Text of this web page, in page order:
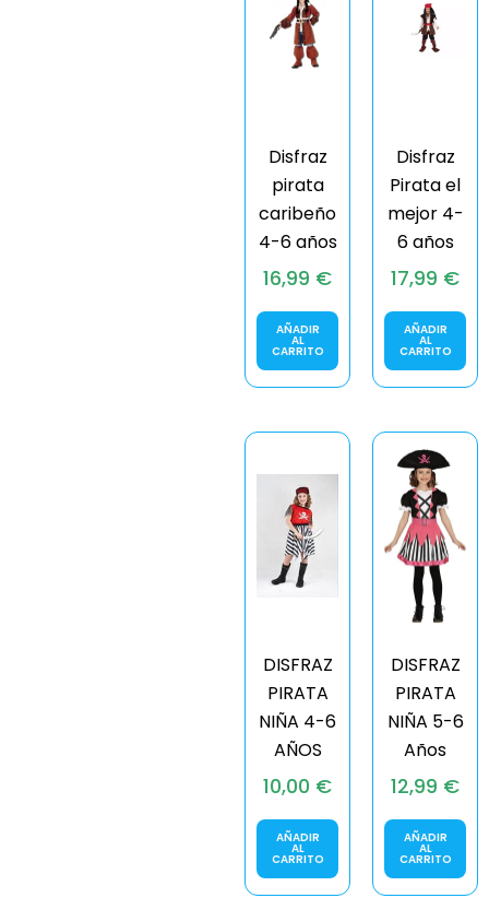
Disfraz
pirata
caribeño
4-6 años
16,99 €
AÑADIR
AL
CARRITO
Disfraz
Pirata el
mejor 4-
6 años
17,99 €
AÑADIR
AL
CARRITO
DISFRAZ
PIRATA
NIÑA 4-6
AÑOS
10,00 €
AÑADIR
AL
CARRITO
DISFRAZ
PIRATA
NIÑA 5-6
Años
12,99 €
AÑADIR
AL
CARRITO